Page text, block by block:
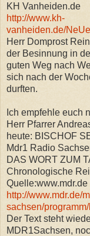
KH Vanheiden.de
http://www.kh-
vanheiden.de/
Herr Domprost
der Besinnung in
guten Weg nach
sich nach der
durften.
Ich empfehle euch
Herr Pfarrer
heute: BISCHOF
Mdr1 Radio
DAS WORT ZUM
Chronologische
Quelle:www.mdr.de
http://www.mdr.de/
sachsen/
Der Text steht
MDR1Sachsen,